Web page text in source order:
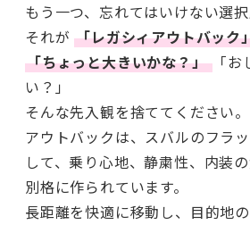
もう一つ、忘れてはいけない選択
それが「レガシィアウトバック
「ちょっと大きいかな？」 「
い？」
そんな先入観を捨ててください。
アウトバックは、スバルのフラ
して、乗り心地、静粛性、内装
別格に作られています。
長距離を快適に移動し、目的地